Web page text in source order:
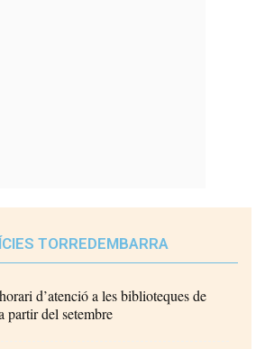
TORREDEMBARRA
d’atenció a les biblioteques de
partir del setembre